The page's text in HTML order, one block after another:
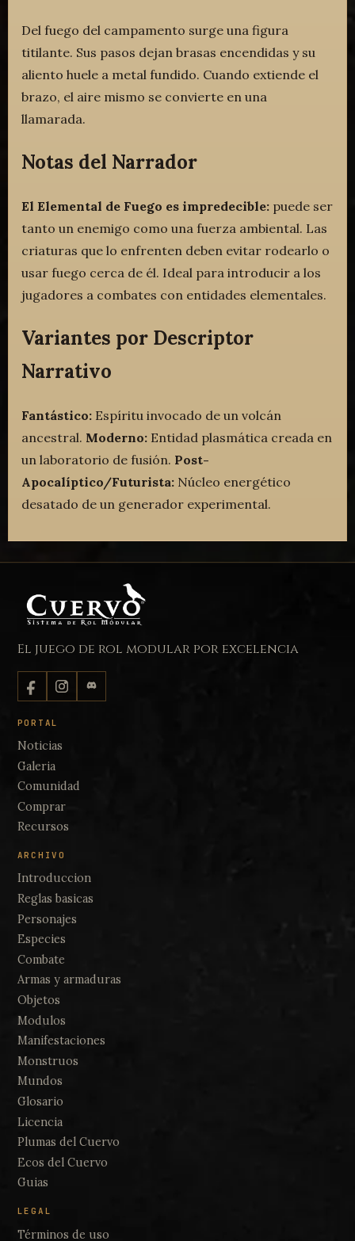
Del fuego del campamento surge una figura
titilante. Sus pasos dejan brasas encendidas y su
aliento huele a metal fundido. Cuando extiende el
brazo, el aire mismo se convierte en una
llamarada.
Notas del Narrador
El Elemental de Fuego es impredecible: puede ser
tanto un enemigo como una fuerza ambiental. Las
criaturas que lo enfrenten deben evitar rodearlo o
usar fuego cerca de él. Ideal para introducir a los
jugadores a combates con entidades elementales.
Variantes por Descriptor
Narrativo
Fantástico: Espíritu invocado de un volcán
ancestral. Moderno: Entidad plasmática creada en
un laboratorio de fusión. Post-
Apocalíptico/Futurista: Núcleo energético
desatado de un generador experimental.
El juego de rol modular por excelencia
PORTAL
Noticias
Galeria
Comunidad
Comprar
Recursos
ARCHIVO
Introduccion
Reglas basicas
Personajes
Especies
Combate
Armas y armaduras
Objetos
Modulos
Manifestaciones
Monstruos
Mundos
Glosario
Licencia
Plumas del Cuervo
Ecos del Cuervo
Guias
LEGAL
Términos de uso